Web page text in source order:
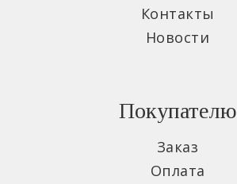
Контакты
Новости
Покупателю
Заказ
Оплата